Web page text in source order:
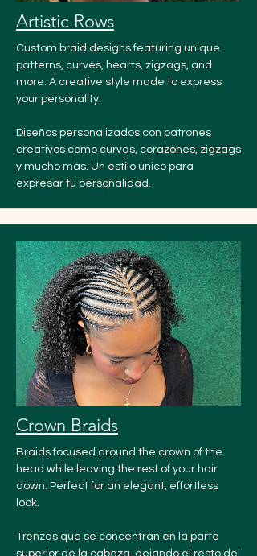
Artistic Rows
Custom braid designs featuring unique
patterns, curves, hearts, zigzags, and
more. A creative style made to express
your personality.
Diseños personalizados con patrones
creativos como curvas, corazones, zigzags
y mucho más. Un estilo único para
expresar tu personalidad.
Crown Braids
Braids focused around the crown of the
head while leaving the rest of your hair
down. Perfect for an elegant, effortless
look.
Trenzas que se concentran en la parte
superior de la cabeza, dejando el resto del